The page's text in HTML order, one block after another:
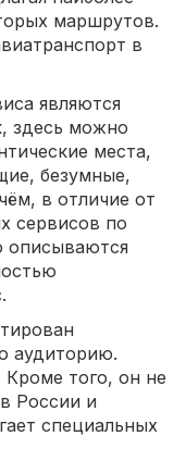
маршрутов.
в
являются
здесь можно
места,
безумные,
в отличие от
сервисов по
описываются
аудиторию.
Кроме того, он не
России и
специальных